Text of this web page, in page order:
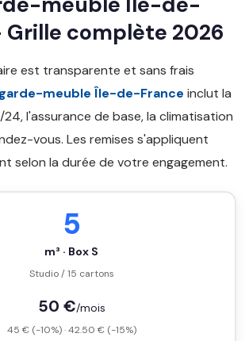
Grille complète 2026
est transparente et sans frais
meuble Île-de-France inclut la
l'assurance de base, la climatisation
vous. Les remises s'appliquent
selon la durée de votre engagement.
5
m³ · Box S
Studio / 15 cartons
50 €/mois
45 € (-10%) · 42.50 € (-15%)